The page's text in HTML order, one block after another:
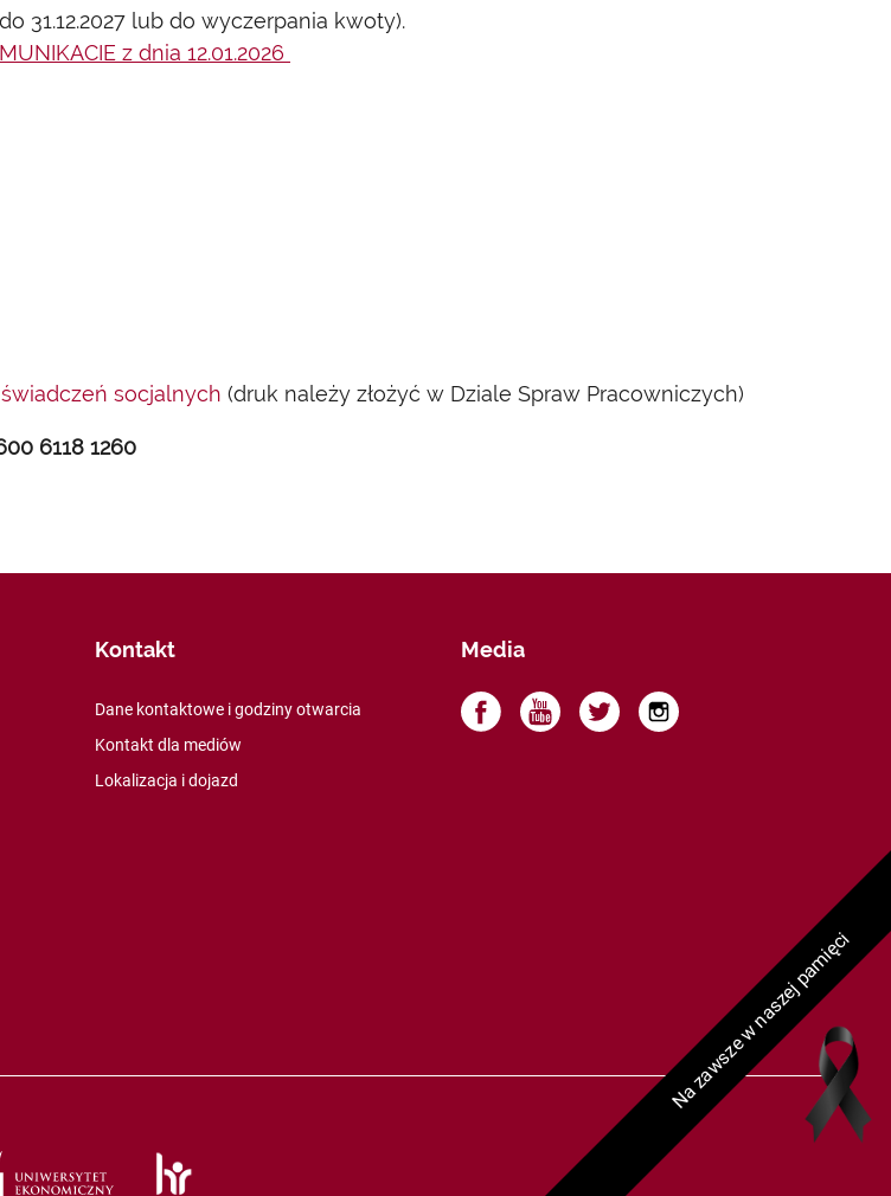
31.12.2027 lub do wyczerpania kwoty).
z dnia 12.01.2026
socjalnych (druk należy złożyć w Dziale Spraw Pracowniczych)
6118 1260
Kontakt
Dane kontaktowe i godziny otwarcia
Kontakt dla mediów
Lokalizacja i dojazd
Media
Na zawsze w naszej pamięci